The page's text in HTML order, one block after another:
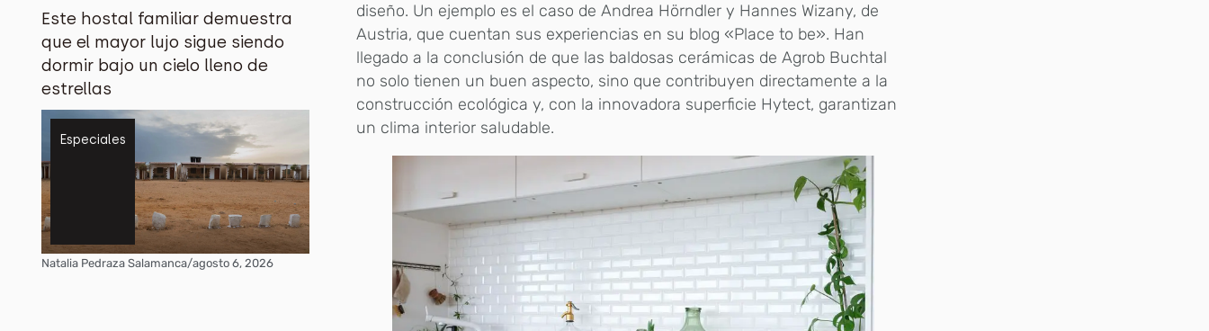
Este hostal familiar demuestra
que el mayor lujo sigue siendo
dormir bajo un cielo lleno de
estrellas
Especiales
Natalia Pedraza Salamanca/agosto 6, 2026
diseño. Un ejemplo es el caso de Andrea Hörndler y Hannes Wizany, de
Austria, que cuentan sus experiencias en su blog «Place to be». Han
llegado a la conclusión de que las baldosas cerámicas de Agrob Buchtal
no solo tienen un buen aspecto, sino que contribuyen directamente a la
construcción ecológica y, con la innovadora superficie Hytect, garantizan
un clima interior saludable.